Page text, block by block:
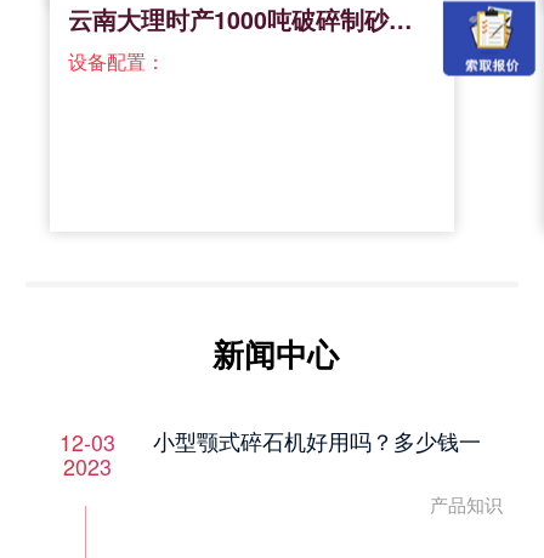
云南大理时产1000吨破碎制砂大型生
设备配置：
新闻中心
12-03
2023
小型颚式碎石机好用吗？多少钱一
产品知识